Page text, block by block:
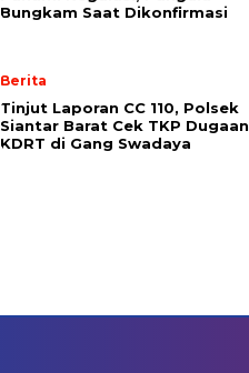
Bungkam Saat Dikonfirmasi
Berita
Tinjut Laporan CC 110, Polsek
Siantar Barat Cek TKP Dugaan
KDRT di Gang Swadaya